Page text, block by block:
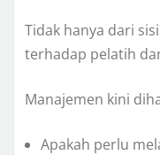
Tidak hanya dari
terhadap pelatih
Manajemen kini
Apakah perlu